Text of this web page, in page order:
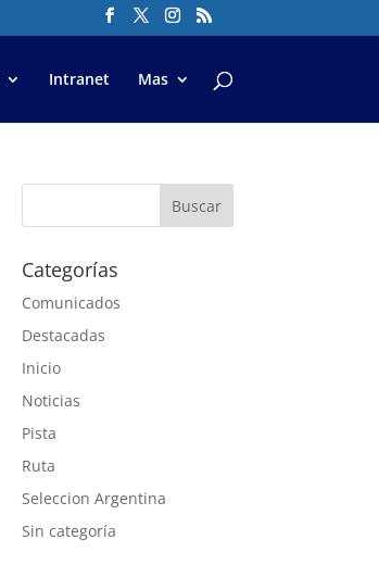
Intranet Mas
Categorías
Comunicados
Destacadas
Inicio
Noticias
Pista
Ruta
Seleccion Argentina
Sin categoría